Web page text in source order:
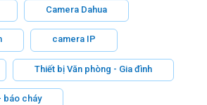
Camera Dahua
camera IP
Thiết bị Văn phòng - Gia đình
báo cháy